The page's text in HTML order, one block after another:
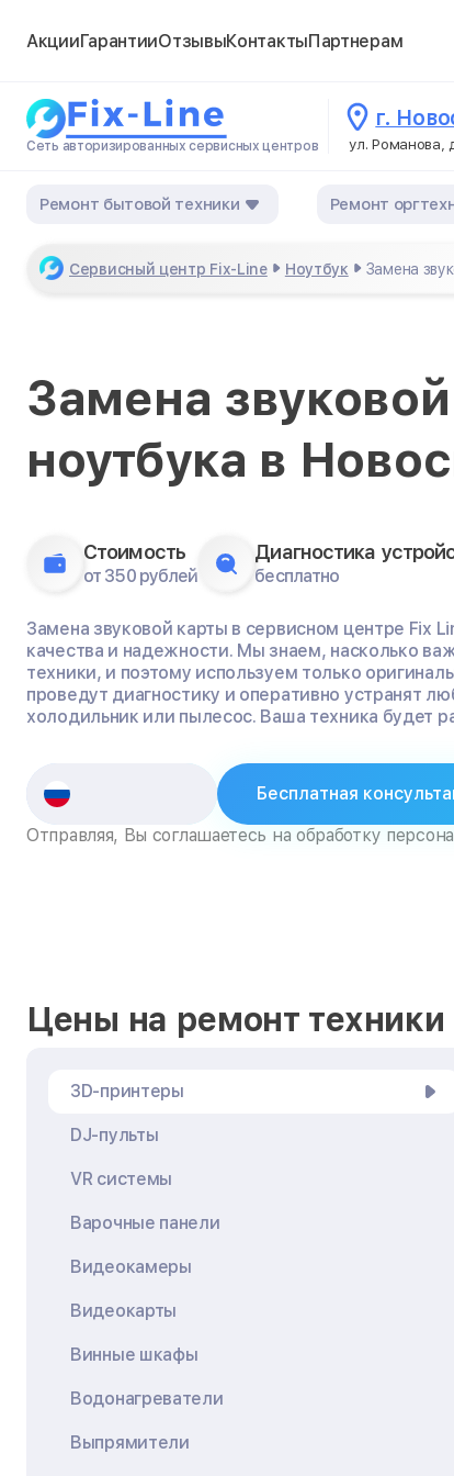
АкцииГарантииОтзывыКонтактыПартнерам
Сеть авторизированных сервисных центров
г.
ул. Романова,
Ремонт бытовой техники Ремонт
Сервисный центр Fix-Line Ноутбук Замена
Замена
ноутбука в
Стоимость
от 350 рублей
Диагностика
бесплатно
Замена звуковой карты в сервисном центре Fix
качества и надежности. Мы знаем, насколько
техники, и поэтому используем только
проведут диагностику и оперативно устранят
холодильник или пылесос. Ваша техника будет
Бесплатная
Отправляя, Вы соглашаетесь на обработку
Цены на ремонт техники
3D-принтеры
DJ-пульты
VR системы
Варочные панели
Видеокамеры
Видеокарты
Винные шкафы
Водонагреватели
Выпрямители